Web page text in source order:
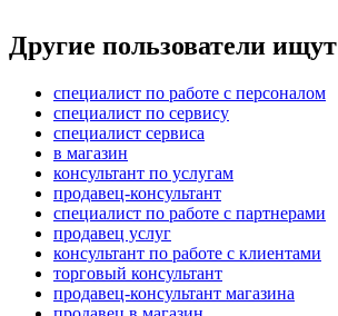
Другие пользователи ищут
специалист по работе с персоналом
специалист по сервису
специалист сервиса
в магазин
консультант по услугам
продавец-консультант
специалист по работе с партнерами
продавец услуг
консультант по работе с клиентами
торговый консультант
продавец-консультант магазина